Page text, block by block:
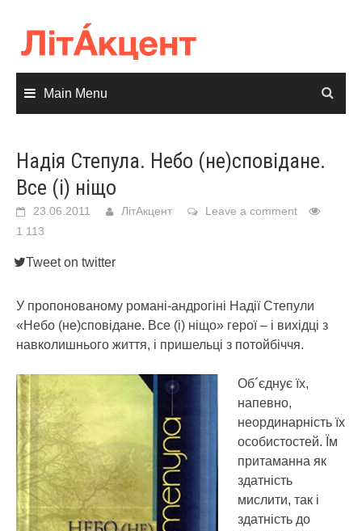
content
Main Menu
Надія Степула. Небо (не)сповідане.
Все (і) ніщо
23.06.2011 ЛітАкцент
Leave a comment
1 113
Tweet on twitter
У пропонованому романі-андрогіні Надії Степули
«Небо (не)сповідане. Все (і) ніщо» герої – і вихідці з
навколишнього життя, і пришельці з потойбіччя.
Об´єднує їх,
напевно,
неординарність їх
особистостей. Їм
притаманна як
здатність
мислити, так і
здатність до